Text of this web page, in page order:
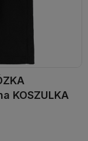
KOSZULKA